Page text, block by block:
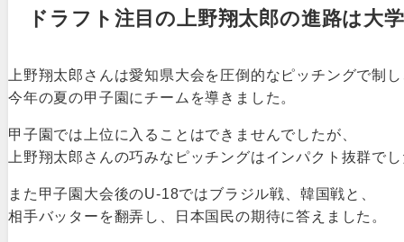
ドラフト注目の上野翔太郎の進路は大
上野翔太郎さんは愛知県大会を圧倒的なピッチングで制
今年の夏の甲子園にチームを導きました。
甲子園では上位に入ることはできませんでしたが、
上野翔太郎さんの巧みなピッチングはインパクト抜群で
また甲子園大会後のU-18ではブラジル戦、韓国戦と、
相手バッターを翻弄し、日本国民の期待に答えました。